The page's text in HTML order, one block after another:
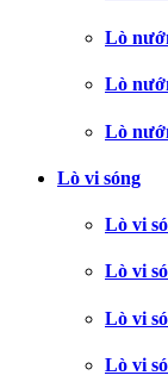
Lò
Lò
Lò
Lò vi sóng
Lò vi
Lò vi
Lò vi
Lò vi